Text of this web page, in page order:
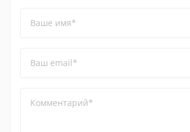
Ваше имя*
Ваш email*
Комментарий*